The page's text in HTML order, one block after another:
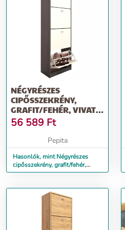
NÉGYRÉSZES
CIPŐSSZEKRÉNY,
GRAFIT/FEHÉR, VIVAT
NEW TYP 3
56 589 Ft
Pepita
Hasonlók, mint Négyrészes
cipősszekrény, grafit/fehér,
VIVAT NEW TYP 3